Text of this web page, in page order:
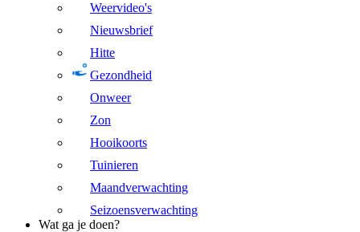
Weervideo's
Nieuwsbrief
Hitte
Gezondheid
Onweer
Zon
Hooikoorts
Tuinieren
Maandverwachting
Seizoensverwachting
Wat ga je doen?